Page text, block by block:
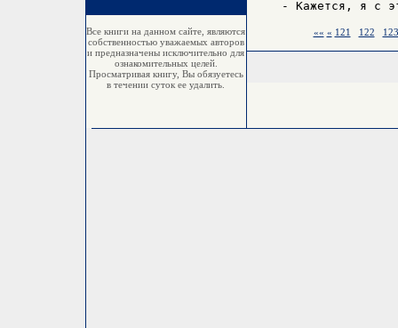
Все книги на данном сайте, являются
собственностью уважаемых авторов
и предназначены исключительно для
ознакомительных целей.
Просматривая книгу, Вы обязуетесь
в течении суток ее удалить.
«« « 121 122 123